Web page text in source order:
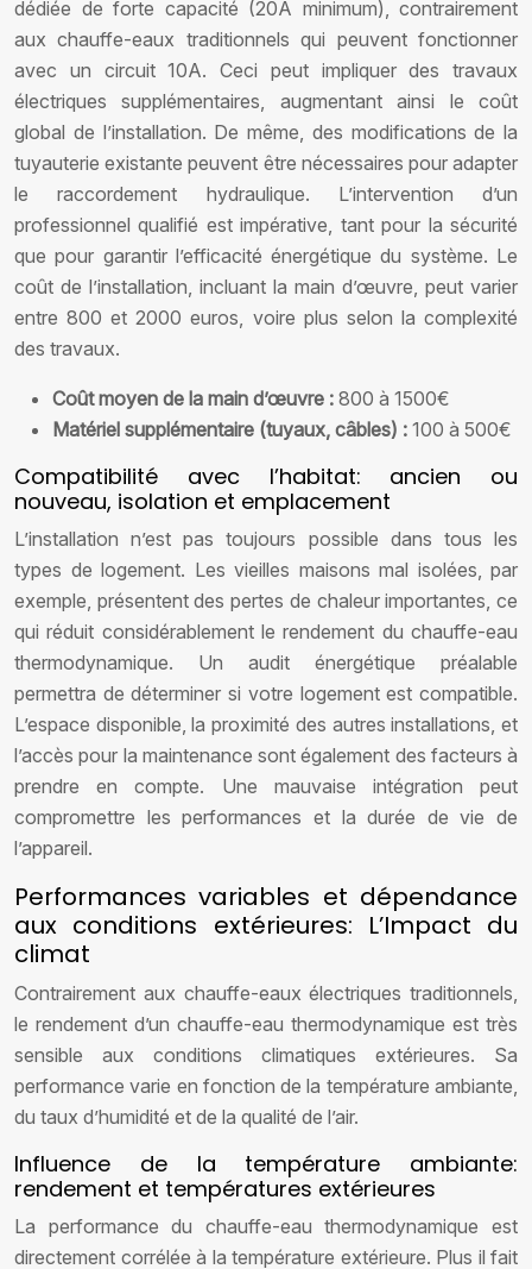
dédiée de forte capacité (20A minimum), contrairement
aux chauffe-eaux traditionnels qui peuvent fonctionner
avec un circuit 10A. Ceci peut impliquer des travaux
électriques supplémentaires, augmentant ainsi le coût
global de l’installation. De même, des modifications de la
tuyauterie existante peuvent être nécessaires pour adapter
le raccordement hydraulique. L’intervention d’un
professionnel qualifié est impérative, tant pour la sécurité
que pour garantir l’efficacité énergétique du système. Le
coût de l’installation, incluant la main d’œuvre, peut varier
entre 800 et 2000 euros, voire plus selon la complexité
des travaux.
Coût moyen de la main d’œuvre : 800 à 1500€
Matériel supplémentaire (tuyaux, câbles) : 100 à 500€
Compatibilité avec l’habitat: ancien ou
nouveau, isolation et emplacement
L’installation n’est pas toujours possible dans tous les
types de logement. Les vieilles maisons mal isolées, par
exemple, présentent des pertes de chaleur importantes, ce
qui réduit considérablement le rendement du chauffe-eau
thermodynamique. Un audit énergétique préalable
permettra de déterminer si votre logement est compatible.
L’espace disponible, la proximité des autres installations, et
l’accès pour la maintenance sont également des facteurs à
prendre en compte. Une mauvaise intégration peut
compromettre les performances et la durée de vie de
l’appareil.
Performances variables et dépendance
aux conditions extérieures: L’Impact du
climat
Contrairement aux chauffe-eaux électriques traditionnels,
le rendement d’un chauffe-eau thermodynamique est très
sensible aux conditions climatiques extérieures. Sa
performance varie en fonction de la température ambiante,
du taux d’humidité et de la qualité de l’air.
Influence de la température ambiante:
rendement et températures extérieures
La performance du chauffe-eau thermodynamique est
directement corrélée à la température extérieure. Plus il fait